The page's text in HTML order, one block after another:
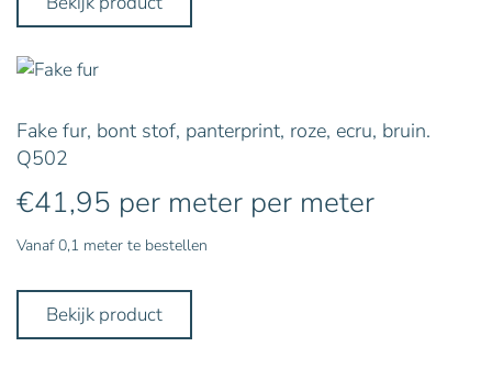
Fake fur, bont stof, panterprint, roze, ecru, bruin.
Q502
€41,95 per meter per meter
Vanaf 0,1 meter te bestellen
Bekijk product